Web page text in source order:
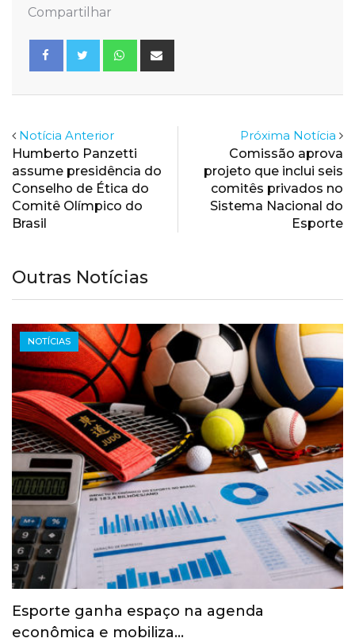
Compartilhar
Whatsapp
Notícia Anterior
Humberto Panzetti
assume presidência do
Conselho de Ética do
Comitê Olímpico do
Brasil
Próxima Notícia
Comissão aprova
projeto que inclui seis
comitês privados no
Sistema Nacional do
Esporte
Outras Notícias
NOTÍCIAS
Esporte ganha espaço na agenda
econômica e mobiliza…